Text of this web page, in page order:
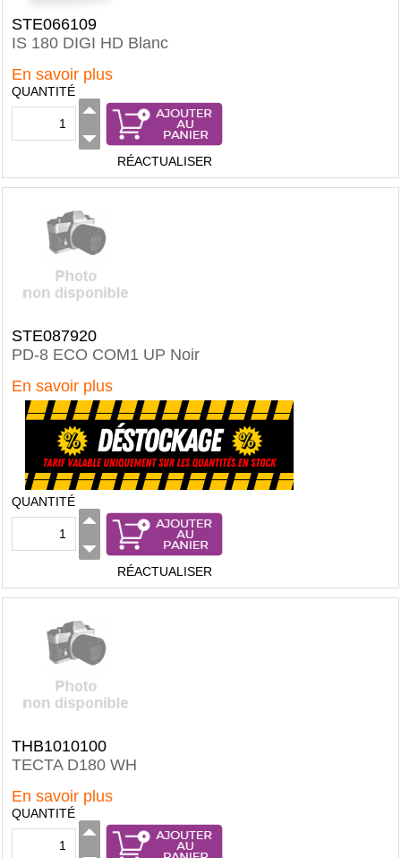
STE066109
IS 180 DIGI HD Blanc
En savoir plus
QUANTITÉ
RÉACTUALISER
STE087920
PD-8 ECO COM1 UP Noir
En savoir plus
QUANTITÉ
RÉACTUALISER
THB1010100
TECTA D180 WH
En savoir plus
QUANTITÉ